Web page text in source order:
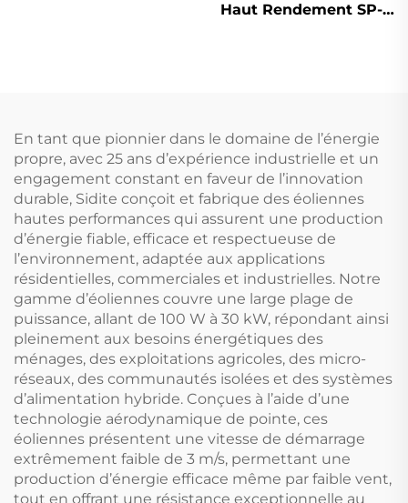
Haut Rendement SP-T
Autonome
En tant que pionnier dans le domaine de l’énergie
propre, avec 25 ans d’expérience industrielle et un
engagement constant en faveur de l’innovation
durable, Sidite conçoit et fabrique des éoliennes
hautes performances qui assurent une production
d’énergie fiable, efficace et respectueuse de
l’environnement, adaptée aux applications
résidentielles, commerciales et industrielles. Notre
gamme d’éoliennes couvre une large plage de
puissance, allant de 100 W à 30 kW, répondant ainsi
pleinement aux besoins énergétiques des
ménages, des exploitations agricoles, des micro-
réseaux, des communautés isolées et des systèmes
d’alimentation hybride. Conçues à l’aide d’une
technologie aérodynamique de pointe, ces
éoliennes présentent une vitesse de démarrage
extrêmement faible de 3 m/s, permettant une
production d’énergie efficace même par faible vent,
tout en offrant une résistance exceptionnelle au